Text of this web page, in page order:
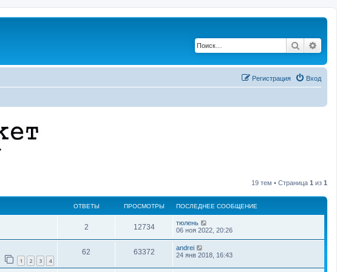
Поиск
Вход
Регистрация
19 тем • Страница 1 из 1
ОТВЕТЫ ПРОСМОТРЫ ПОСЛЕДНЕЕ СООБЩЕНИЕ
2 12734
тюлень
06 ноя 2022, 20:26
1 2 3 4
62 63372
andrei
24 янв 2018, 16:43